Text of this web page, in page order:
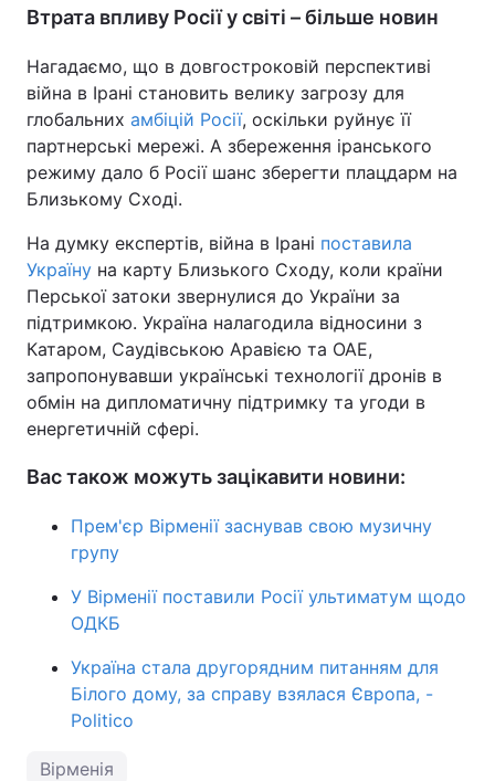
Втрата впливу Росії у світі – більше новин
Нагадаємо, що в довгостроковій перспективі
війна в Ірані становить велику загрозу для
глобальних амбіцій Росії, оскільки руйнує її
партнерські мережі. А збереження іранського
режиму дало б Росії шанс зберегти плацдарм на
Близькому Сході.
На думку експертів, війна в Ірані поставила
Україну на карту Близького Сходу, коли країни
Перської затоки звернулися до України за
підтримкою. Україна налагодила відносини з
Катаром, Саудівською Аравією та ОАЕ,
запропонувавши українські технології дронів в
обмін на дипломатичну підтримку та угоди в
енергетичній сфері.
Вас також можуть зацікавити новини:
Прем'єр Вірменії заснував свою музичну
групу
У Вірменії поставили Росії ультиматум щодо
ОДКБ
Україна стала другорядним питанням для
Білого дому, за справу взялася Європа, -
Politico
Вірменія